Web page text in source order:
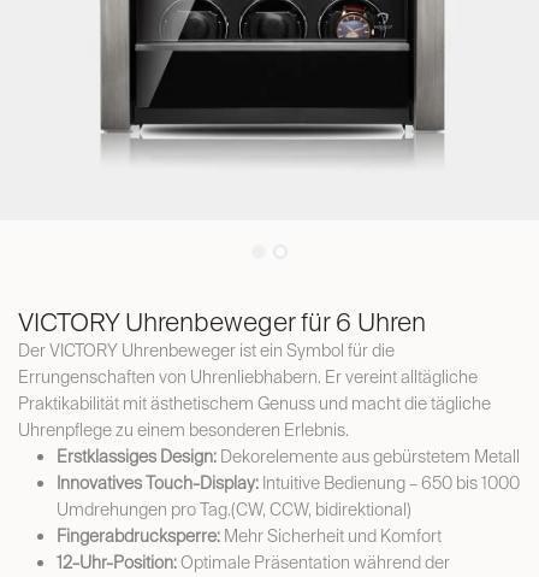
VICTORY Uhrenbeweger für 6 Uhren
Der VICTORY Uhrenbeweger ist ein Symbol für die
Errungenschaften von Uhrenliebhabern. Er vereint alltägliche
Praktikabilität mit ästhetischem Genuss und macht die tägliche
Uhrenpflege zu einem besonderen Erlebnis.
Erstklassiges Design: Dekorelemente aus gebürstetem Metall
Innovatives Touch-Display: Intuitive Bedienung – 650 bis 1000
Umdrehungen pro Tag.(CW, CCW, bidirektional)
Fingerabdrucksperre: Mehr Sicherheit und Komfort
12-Uhr-Position:Optimale Präsentation während der